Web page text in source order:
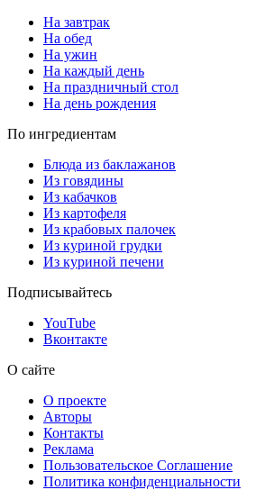
На завтрак
На обед
На ужин
На каждый день
На праздничный стол
На день рождения
По ингредиентам
Блюда из баклажанов
Из говядины
Из кабачков
Из картофеля
Из крабовых палочек
Из куриной грудки
Из куриной печени
Подписывайтесь
YouTube
Вконтакте
О сайте
О проекте
Авторы
Контакты
Реклама
Пользовательское Соглашение
Политика конфиденциальности